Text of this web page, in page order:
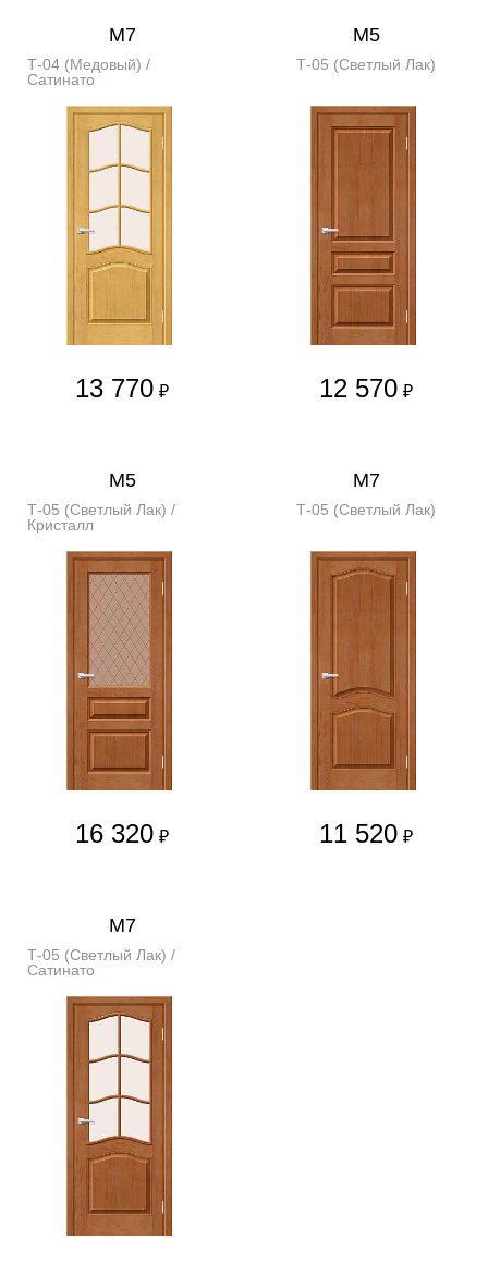
М7
Т-04 (Медовый) /
Сатинато
13 770 ₽
М5
Т-05 (Светлый Лак)
12 570 ₽
М5
Т-05 (Светлый Лак) /
Кристалл
16 320 ₽
М7
Т-05 (Светлый Лак)
11 520 ₽
М7
Т-05 (Светлый Лак) /
Сатинато